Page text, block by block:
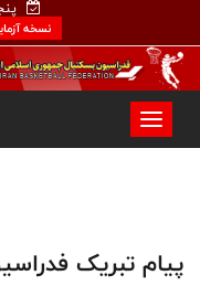
نسخه
پیام تبریک